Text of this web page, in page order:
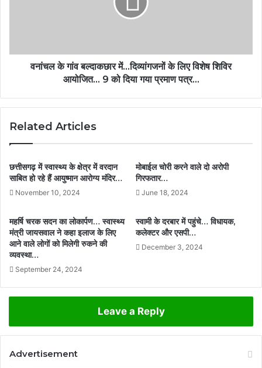
वनांचल के गांव बल्दाकछार में...दिव्यांगजनों के लिए विशेष शिविर
आयोजित... 9 को दिया गया प्रमाण पत्र...
Related Articles
छत्तीसगढ़ में स्वास्थ्य के क्षेत्र में वरदान
साबित हो रहे हैं आयुष्मान आरोग्य मंदिर…
November 10, 2024
मोबाईल चोरी करने वाले दो अरोपी
गिरफतार…
June 18, 2024
महर्षि चरक सदन का लोकार्पण… स्वास्थ्य
मंत्री जायसवाल ने कहा इलाज के लिए
आने वाले लोगों को मिलेगी रुकने की
व्यवस्था…
September 24, 2024
स्वामी के दरबार में पहुंचे… विधायक,
कलेक्टर और एसपी…
December 3, 2024
Leave a Reply
Advertisement